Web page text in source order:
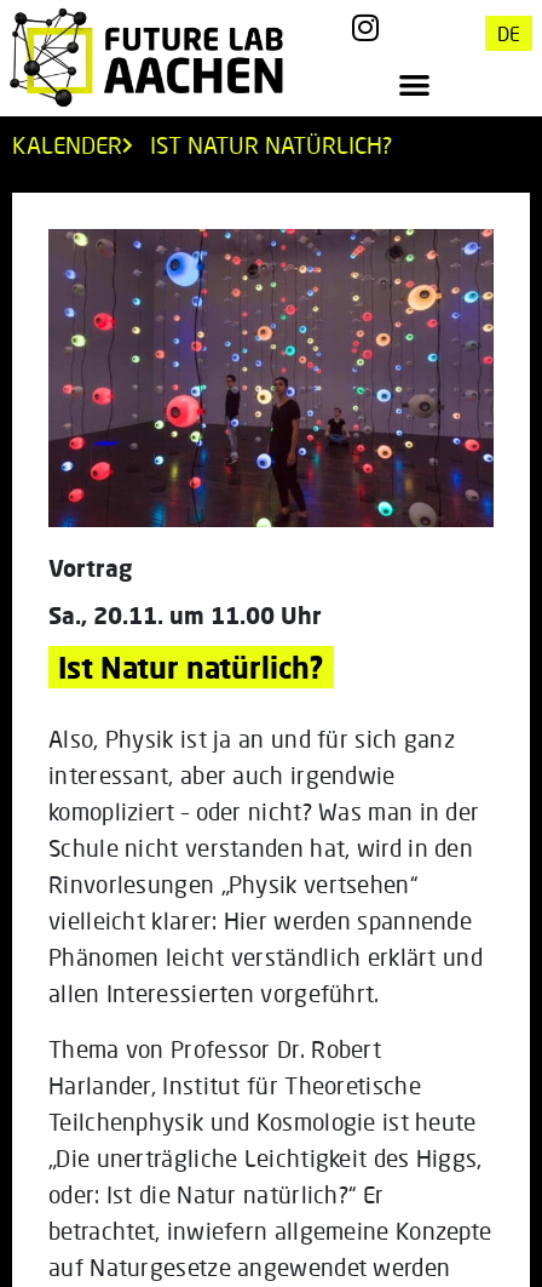
DE
KALENDER IST NATUR NATÜRLICH?
Vortrag
Sa., 20.11. um 11.00 Uhr
Ist Natur natürlich?
Also, Physik ist ja an und für sich ganz
interessant, aber auch irgendwie
komopliziert – oder nicht? Was man in der
Schule nicht verstanden hat, wird in den
Rinvorlesungen „Physik vertsehen“
vielleicht klarer: Hier werden spannende
Phänomen leicht verständlich erklärt und
allen Interessierten vorgeführt.
Thema von Professor Dr. Robert
Harlander, Institut für Theoretische
Teilchenphysik und Kosmologie ist heute
„Die unerträgliche Leichtigkeit des Higgs,
oder: Ist die Natur natürlich?“ Er
betrachtet, inwiefern allgemeine Konzepte
auf Naturgesetze angewendet werden